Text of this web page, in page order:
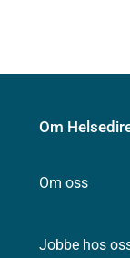
Om
Om oss
Jobbe hos